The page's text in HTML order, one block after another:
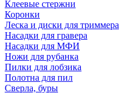
Клеевые стержни
Коронки
Леска и диски для триммера
Насадки для гравера
Насадки для МФИ
Ножи для рубанка
Пилки для лобзика
Полотна для пил
Сверла, буры